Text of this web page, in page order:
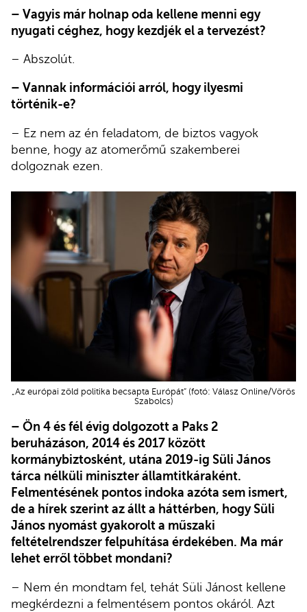
– Vagyis már holnap oda kellene menni egy
nyugati céghez, hogy kezdjék el a tervezést?
– Abszolút.
– Vannak információi arról, hogy ilyesmi
történik-e?
– Ez nem az én feladatom, de biztos vagyok
benne, hogy az atomerőmű szakemberei
dolgoznak ezen.
„Az európai zöld politika becsapta Európát” (fotó: Válasz Online/Vörös
Szabolcs)
– Ön 4 és fél évig dolgozott a Paks 2
beruházáson, 2014 és 2017 között
kormánybiztosként, utána 2019-ig Süli János
tárca nélküli miniszter államtitkáraként.
Felmentésének pontos indoka azóta sem ismert,
de a hírek szerint az állt a háttérben, hogy Süli
János nyomást gyakorolt a műszaki
feltételrendszer felpuhítása érdekében. Ma már
lehet erről többet mondani?
– Nem én mondtam fel, tehát Süli Jánost kellene
megkérdezni a felmentésem pontos okáról. Azt